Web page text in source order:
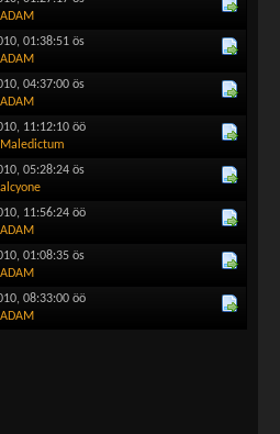
ADAM
01:38:51 ös
ADAM
04:37:00 ös
ADAM
11:12:10 öö
Maledictum
05:28:24 ös
alcyone
11:56:24 öö
ADAM
01:08:35 ös
ADAM
08:33:00 öö
ADAM